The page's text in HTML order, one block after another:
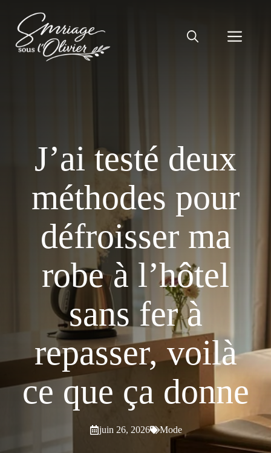
contenu
J’ai testé deux
méthodes pour
défroisser ma
robe à l’hôtel
sans fer à
repasser, voilà
ce que ça donne
juin 26, 2026 Mode